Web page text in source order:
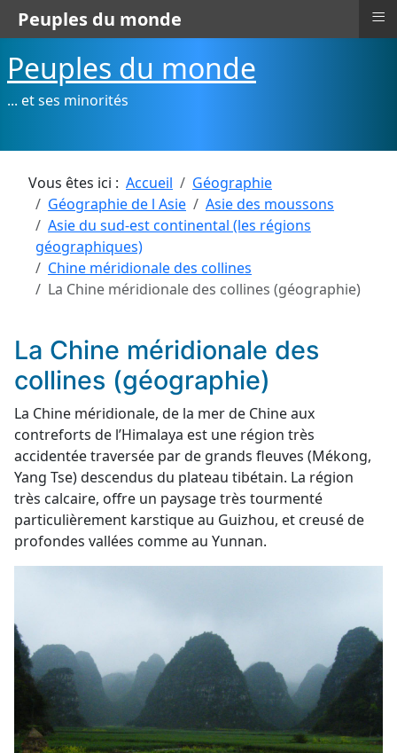
Peuples du monde
... et ses minorités
Vous êtes ici : Accueil
Géographie
Géographie de l Asie
Asie des moussons
Asie du sud-est continental (les régions
géographiques)
Chine méridionale des collines
La Chine méridionale des collines (géographie)
La Chine méridionale des
collines (géographie)
La Chine méridionale, de la mer de Chine aux
contreforts de l’Himalaya est une région très
accidentée traversée par de grands fleuves (Mékong,
Yang Tse) descendus du plateau tibétain. La région
très calcaire, offre un paysage très tourmenté
particulièrement karstique au Guizhou, et creusé de
profondes vallées comme au Yunnan.
Peuples du monde ≡